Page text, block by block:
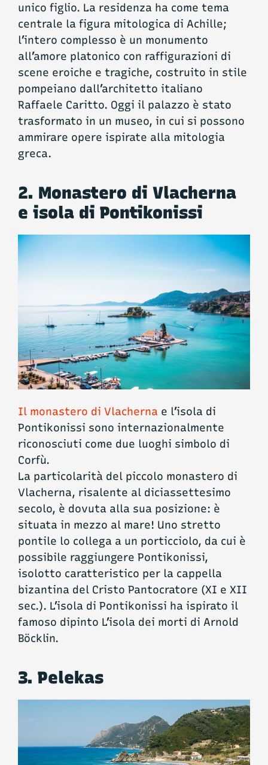
unico figlio. La residenza ha come tema
centrale la figura mitologica di Achille;
l’intero complesso è un monumento
all’amore platonico con raffigurazioni di
scene eroiche e tragiche, costruito in stile
pompeiano dall’architetto italiano
Raffaele Caritto. Oggi il palazzo è stato
trasformato in un museo, in cui si possono
ammirare opere ispirate alla mitologia
greca.
2. Monastero di Vlacherna
e isola di Pontikonissi
Il monastero di Vlacherna e l’isola di
Pontikonissi sono internazionalmente
riconosciuti come due luoghi simbolo di
Corfù.
La particolarità del piccolo monastero di
Vlacherna, risalente al diciassettesimo
secolo, è dovuta alla sua posizione: è
situata in mezzo al mare! Uno stretto
pontile lo collega a un porticciolo, da cui è
possibile raggiungere Pontikonissi,
isolotto caratteristico per la cappella
bizantina del Cristo Pantocratore (XI e XII
sec.). L’isola di Pontikonissi ha ispirato il
famoso dipinto L’isola dei morti di Arnold
Böcklin.
3. Pelekas